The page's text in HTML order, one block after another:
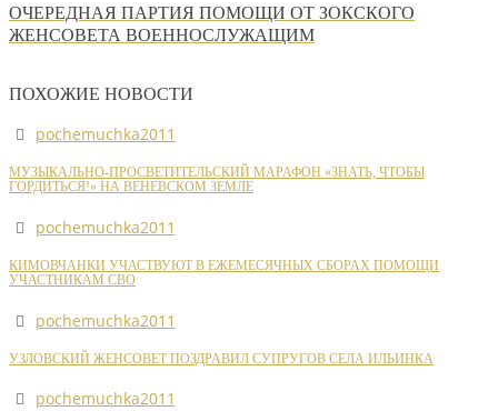
ОЧЕРЕДНАЯ ПАРТИЯ ПОМОЩИ ОТ ЗОКСКОГО
ЖЕНСОВЕТА ВОЕННОСЛУЖАЩИМ
ПОХОЖИЕ НОВОСТИ
pochemuchka2011
МУЗЫКАЛЬНО-ПРОСВЕТИТЕЛЬСКИЙ МАРАФОН «ЗНАТЬ, ЧТОБЫ
ГОРДИТЬСЯ!» НА ВЕНЕВСКОМ ЗЕМЛЕ
pochemuchka2011
КИМОВЧАНКИ УЧАСТВУЮТ В ЕЖЕМЕСЯЧНЫХ СБОРАХ ПОМОЩИ
УЧАСТНИКАМ СВО
pochemuchka2011
УЗЛОВСКИЙ ЖЕНСОВЕТ ПОЗДРАВИЛ СУПРУГОВ СЕЛА ИЛЬИНКА
pochemuchka2011